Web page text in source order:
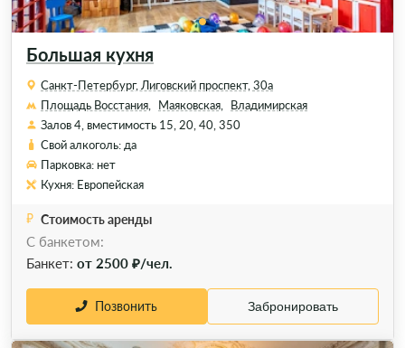
Большая кухня
Санкт-Петербург, Лиговский проспект, 30а
Площадь Восстания,
Маяковская,
Владимирская
Залов 4, вместимость 15, 20, 40, 350
Свой алкоголь: да
Парковка: нет
Кухня: Европейская
Стоимость аренды
С банкетом:
Банкет: от 2500 ₽/чел.
Позвонить Забронировать